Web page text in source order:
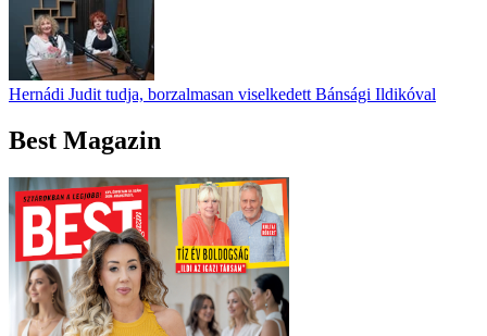
Hernádi Judit tudja, borzalmasan viselkedett Bánsági Ildikóval
Best Magazin